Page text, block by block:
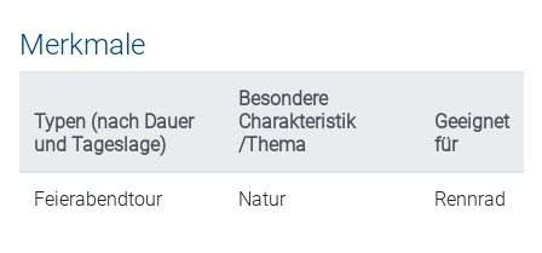
Merkmale
Typen (nach Dauer
und Tageslage)
Besondere
Charakteristik
/Thema
Geeignet
für
Feierabendtour Natur Rennrad